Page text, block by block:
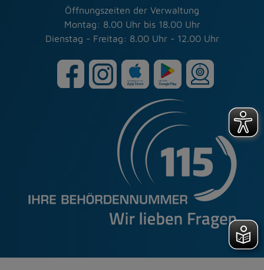
Öffnungszeiten der Verwaltung
Montag: 8.00 Uhr bis 18.00 Uhr
Dienstag - Freitag: 8.00 Uhr - 12.00 Uhr